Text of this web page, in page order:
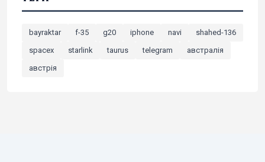
bayraktar f-35 g20 iphone navi
shahed-136
spacex
starlink taurus telegram
австралія
австрія